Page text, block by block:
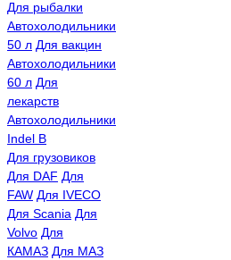
Для рыбалки
Автохолодильники
50 л Для вакцин
Автохолодильники
60 л Для
лекарств
Автохолодильники
Indel B
Для грузовиков
Для DAF Для
FAW Для IVECO
Для Scania Для
Volvo Для
КАМАЗ Для МАЗ